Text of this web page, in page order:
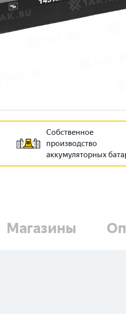
Собственное
производство
аккумуляторных
Магазины